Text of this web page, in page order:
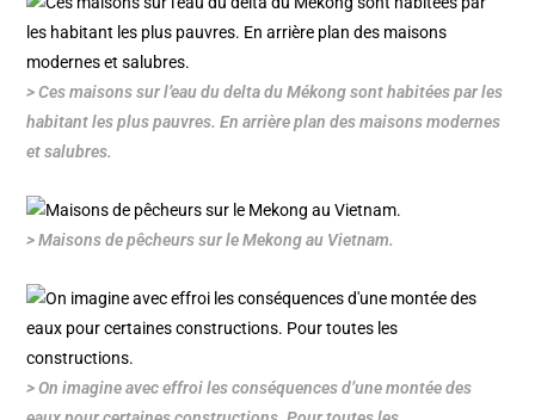
> Ces maisons sur l’eau du delta du Mékong sont habitées par les
habitant les plus pauvres. En arrière plan des maisons modernes
et salubres.
> Maisons de pêcheurs sur le Mekong au Vietnam.
> On imagine avec effroi les conséquences d’une montée des